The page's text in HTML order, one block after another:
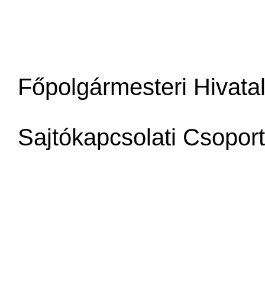
Főpolgármesteri Hivatal
Sajtókapcsolati Csoport